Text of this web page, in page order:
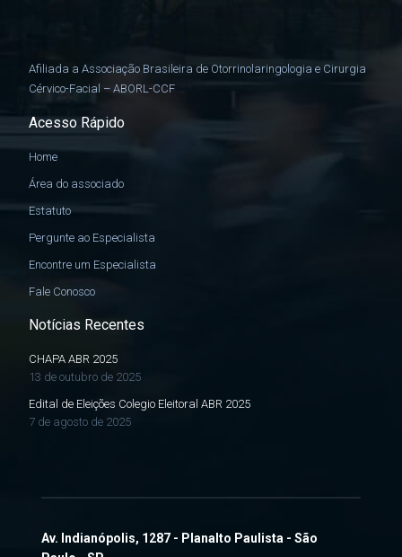
Afiliada a Associação Brasileira de Otorrinolaringologia e Cirurgia
Cérvico-Facial – ABORL-CCF
Acesso Rápido
Home
Área do associado
Estatuto
Pergunte ao Especialista
Encontre um Especialista
Fale Conosco
Notícias Recentes
CHAPA ABR 2025
13 de outubro de 2025
Edital de Eleições Colegio Eleitoral ABR 2025
7 de agosto de 2025
Av. Indianópolis, 1287 - Planalto Paulista - São